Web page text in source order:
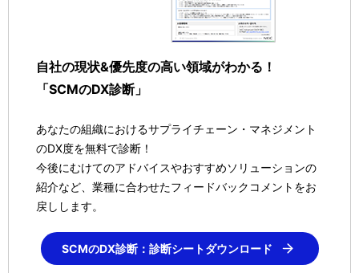
自社の現状&優先度の高い領域がわかる！
「SCMのDX診断」
あなたの組織におけるサプライチェーン・マネジメント
のDX度を無料で診断！
今後にむけてのアドバイスやおすすめソリューションの
紹介など、業種に合わせたフィードバックコメントをお
戻しします。
SCMのDX診断：診断シートダウンロード